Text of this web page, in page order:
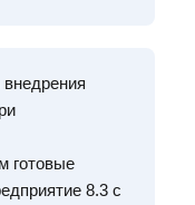
готовые
8.3 с